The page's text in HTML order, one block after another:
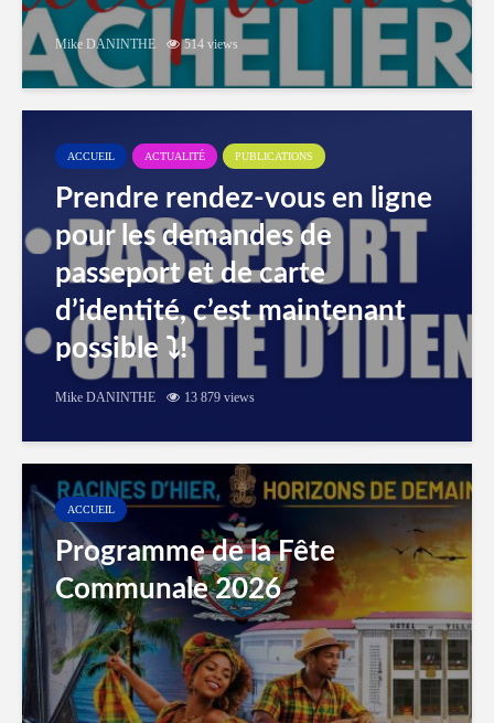
Mike DANINTHE 514 views
ACCUEIL ACTUALITÉ PUBLICATIONS
Prendre rendez-vous en ligne
pour les demandes de
passeport et de carte
d’identité, c’est maintenant
possible ⤵️!
Mike DANINTHE 13 879 views
ACCUEIL
Programme de la Fête
Communale 2026